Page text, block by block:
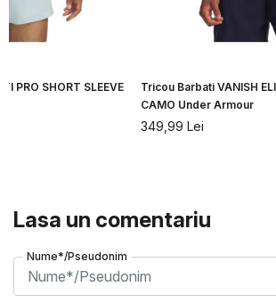
PRO SHORT SLEEVE
Tricou Barbati VANISH
CAMO Under Armour
349,99 Lei
Lasa un comentariu
Nume*/Pseudonim